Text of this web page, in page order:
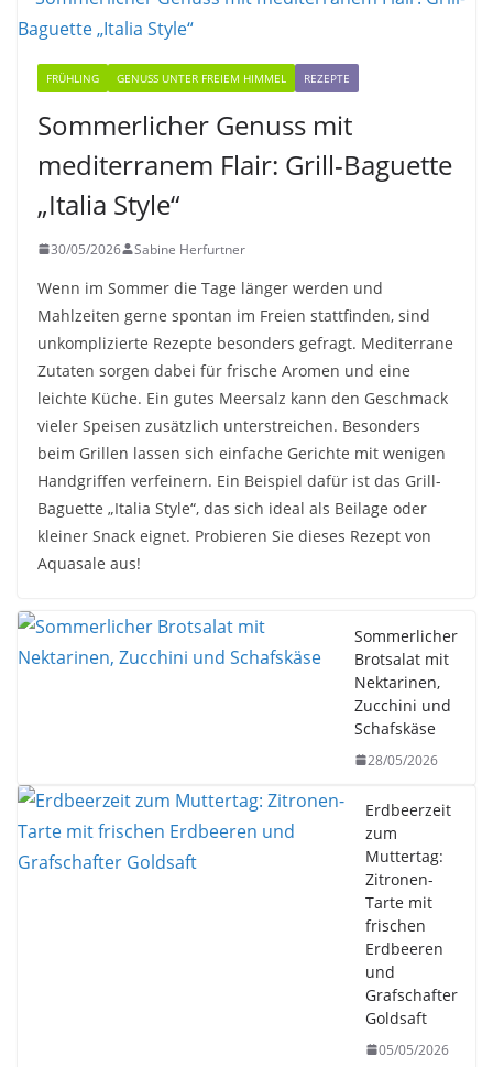
FRÜHLING GENUSS UNTER FREIEM HIMMEL REZEPTE
Sommerlicher Genuss mit
mediterranem Flair: Grill-Baguette
„Italia Style“
30/05/2026 Sabine Herfurtner
Wenn im Sommer die Tage länger werden und
Mahlzeiten gerne spontan im Freien stattfinden, sind
unkomplizierte Rezepte besonders gefragt. Mediterrane
Zutaten sorgen dabei für frische Aromen und eine
leichte Küche. Ein gutes Meersalz kann den Geschmack
vieler Speisen zusätzlich unterstreichen. Besonders
beim Grillen lassen sich einfache Gerichte mit wenigen
Handgriffen verfeinern. Ein Beispiel dafür ist das Grill-
Baguette „Italia Style“, das sich ideal als Beilage oder
kleiner Snack eignet. Probieren Sie dieses Rezept von
Aquasale aus!
Sommerlicher
Brotsalat mit
Nektarinen,
Zucchini und
Schafskäse
28/05/2026
Erdbeerzeit
zum
Muttertag:
Zitronen-
Tarte mit
frischen
Erdbeeren
und
Grafschafter
Goldsaft
05/05/2026